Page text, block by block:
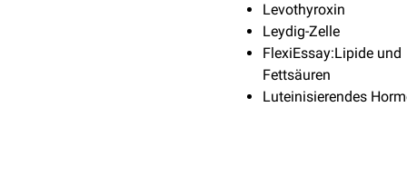
Levothyroxin
Leydig-Zelle
FlexiEssay:Lipide und
Fettsäuren
Luteinisierendes